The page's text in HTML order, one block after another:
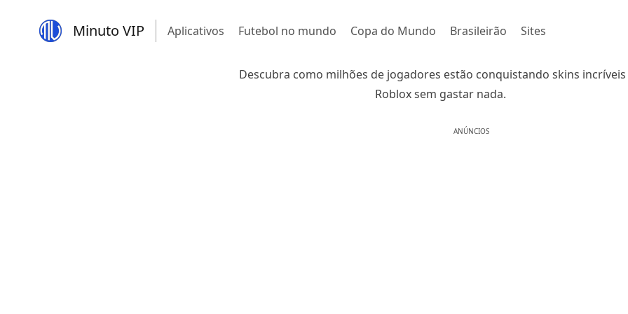
Minuto VIP Aplicativos Futebol no mundo Copa do Mundo Brasileirão Sites
Descubra como milhões de jogadores estão conquistando skins
Roblox sem gastar nada.
ANÚNCIOS